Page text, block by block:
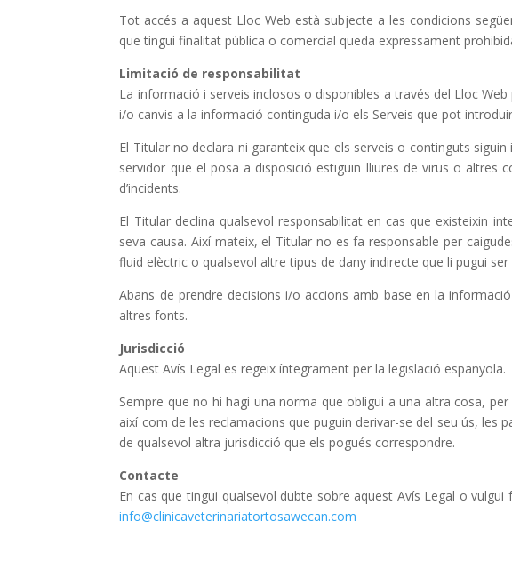
Tot accés a aquest Lloc Web està subjecte a les condicions
que tingui finalitat pública o comercial queda expressament
Limitació de responsabilitat
La informació i serveis inclosos o disponibles a través del Lloc
i/o canvis a la informació continguda i/o els Serveis que pot
El Titular no declara ni garanteix que els serveis o continguts
servidor que el posa a disposició estiguin lliures de virus o
d’incidents.
El Titular declina qualsevol responsabilitat en cas que existeixin
seva causa. Així mateix, el Titular no es fa responsable per
fluid elèctric o qualsevol altre tipus de dany indirecte que li pugui
Abans de prendre decisions i/o accions amb base en la
altres fonts.
Jurisdicció
Aquest Avís Legal es regeix íntegrament per la legislació espanyola.
Sempre que no hi hagi una norma que obligui a una altra cosa,
així com de les reclamacions que puguin derivar-se del seu ús, les
de qualsevol altra jurisdicció que els pogués correspondre.
Contacte
En cas que tingui qualsevol dubte sobre aquest Avís Legal o
info@clinicaveterinariatortosawecan.com